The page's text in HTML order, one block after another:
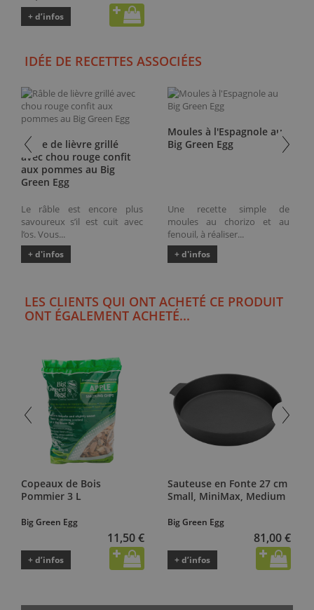
+ d’infos
IDÉE DE RECETTES ASSOCIÉES
Râble de lièvre grillé
avec chou rouge confit
aux pommes au Big
Green Egg
Le râble est encore plus
savoureux s’il est cuit avec
l’os. Vous...
+ d'infos
Moules à l'Espagnole au
Big Green Egg
Une recette simple de
moules au chorizo et au
fenouil, à réaliser...
+ d'infos
LES CLIENTS QUI ONT ACHETÉ CE PRODUIT
ONT ÉGALEMENT ACHETÉ...
Copeaux de Bois
Pommier 3 L
Big Green Egg
11,50 €
+ d’infos
Sauteuse en Fonte 27 cm
Small, MiniMax, Medium
Big Green Egg
81,00 €
+ d’infos